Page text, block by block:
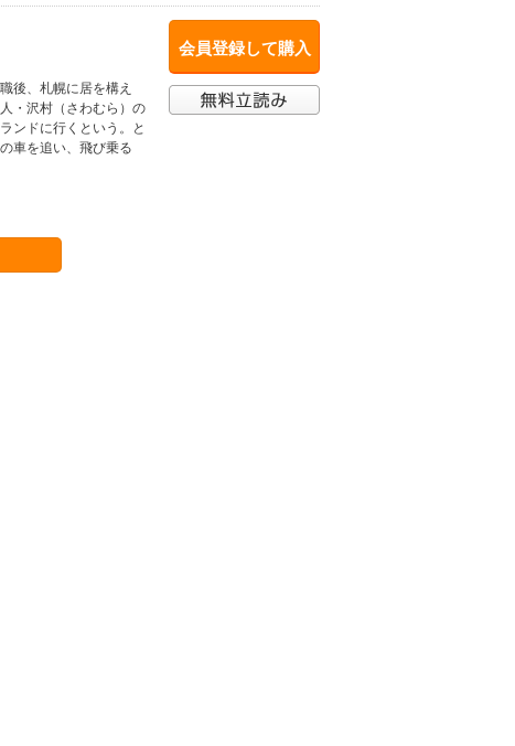
会員登録して購入
後、札幌に居を構え
・沢村（さわむら）の
ンドに行くという。と
車を追い、飛び乗る